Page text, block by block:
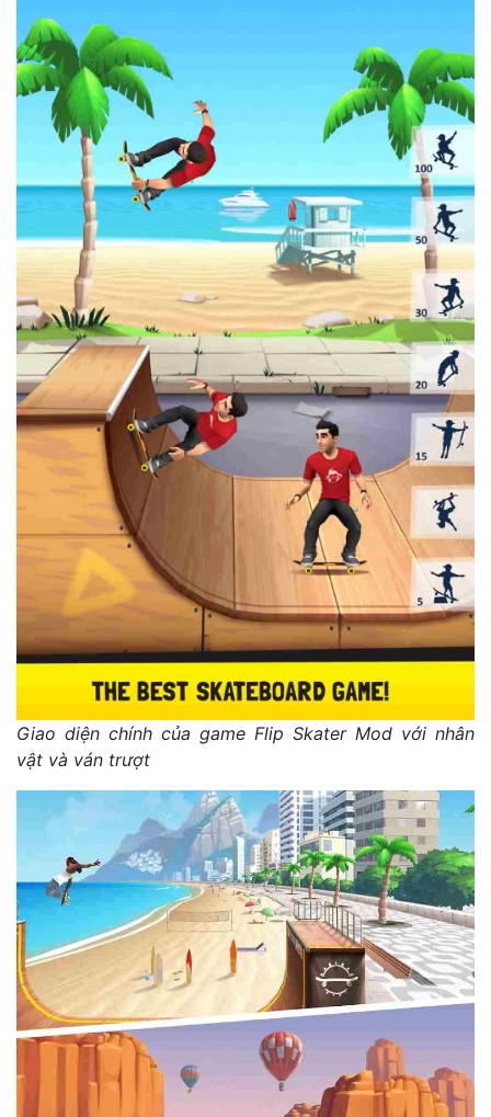
Giao diện chính của game Flip Skater Mod với nhân
vật và ván trượt